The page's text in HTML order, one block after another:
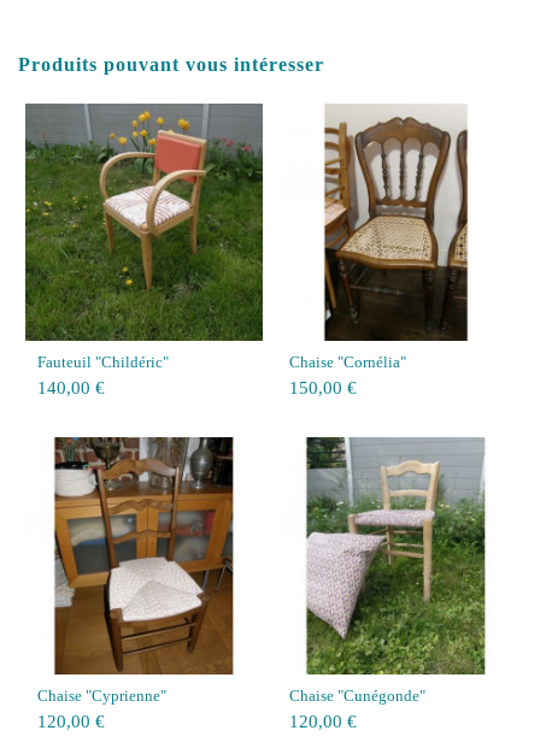
Produits pouvant vous intéresser
Fauteuil "Childéric"
140,00 €
Chaise "Cornélia"
150,00 €
Chaise "Cyprienne"
120,00 €
Chaise "Cunégonde"
120,00 €